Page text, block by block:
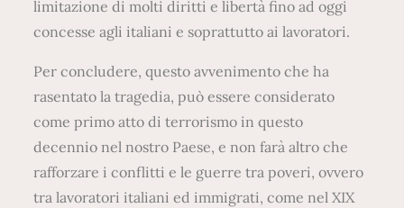
limitazione di molti diritti e libertà fino ad oggi
concesse agli italiani e soprattutto ai lavoratori.
Per concludere, questo avvenimento che ha
rasentato la tragedia, può essere considerato
come primo atto di terrorismo in questo
decennio nel nostro Paese, e non farà altro che
rafforzare i conflitti e le guerre tra poveri, ovvero
tra lavoratori italiani ed immigrati, come nel XIX